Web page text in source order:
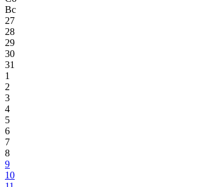
Вс
27
28
29
30
31
1
2
3
4
5
6
7
8
9
10